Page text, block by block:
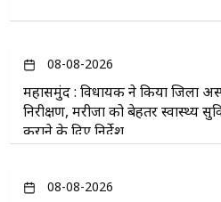
08-08-2026
महासमुंद : विधायक ने किया जिला
निरीक्षण, मरीजों को बेहतर स्वास्थ्य
कराने के दिए निर्देश
08-08-2026